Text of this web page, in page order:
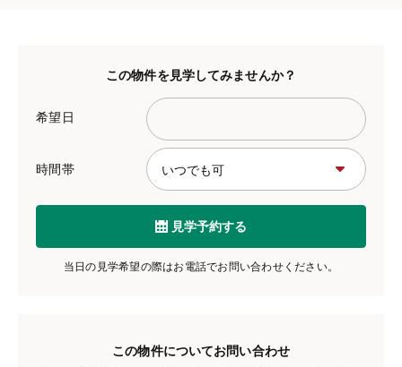
この物件を見学してみませんか？
希望日
時間帯
見学予約する
当日の見学希望の際はお電話でお問い合わせください。
この物件についてお問い合わせ